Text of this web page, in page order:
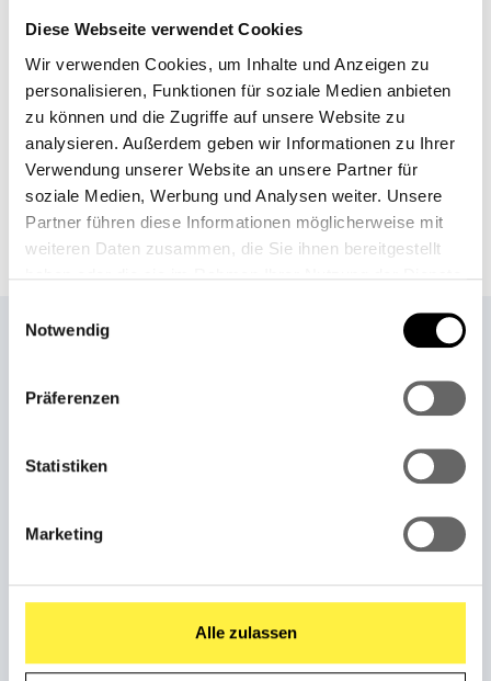
Diese Webseite verwendet Cookies
Wir verwenden Cookies, um Inhalte und Anzeigen zu
personalisieren, Funktionen für soziale Medien anbieten
zu können und die Zugriffe auf unsere Website zu
analysieren. Außerdem geben wir Informationen zu Ihrer
Verwendung unserer Website an unsere Partner für
soziale Medien, Werbung und Analysen weiter. Unsere
Partner führen diese Informationen möglicherweise mit
weiteren Daten zusammen, die Sie ihnen bereitgestellt
Notwendig
Präferenzen
Statistiken
Marketing
Alle zulassen
Beschreibung
Lieferung ab einem Nettowarenwert ab 50,00 €
und Lieferung innerhalb Deutschlands
versandkostenfrei. (außer Speditionsarti…
Mehr
Downloads